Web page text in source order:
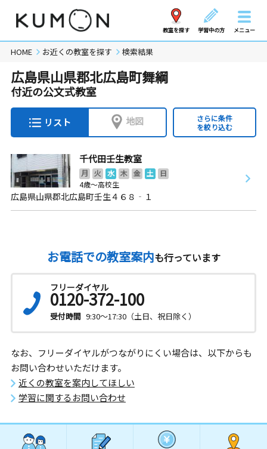
教室を探す 学習中の方 メニュー
HOME お近くの教室を探す 検索結果
広島県山県郡北広島町舞綱
付近の公文式教室
リスト 地図
さらに条件
を絞り込む
千代田壬生教室
月 火 水 木 金 土
日
4歳～高校生
広島県山県郡北広島町壬生４６８‐１
お電話での教室案内も行っています
フリーダイヤル
0120-372-100
受付時間 9:30～17:30（土日、祝日除く）
なお、フリーダイヤルがつながりにくい場合は、以下からも
お問い合わせいただけます。
近くの教室を案内してほしい
学習に関するお問い合わせ